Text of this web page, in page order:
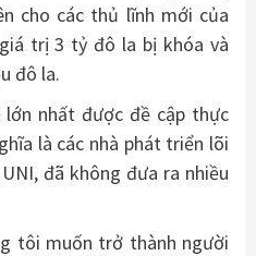
cho các thủ lĩnh mới của
trị 3 tỷ đô la bị khóa và
đô la.
nhất được đề cập thực
là các nhà phát triển lõi
đã không đưa ra nhiều
tôi muốn trở thành người